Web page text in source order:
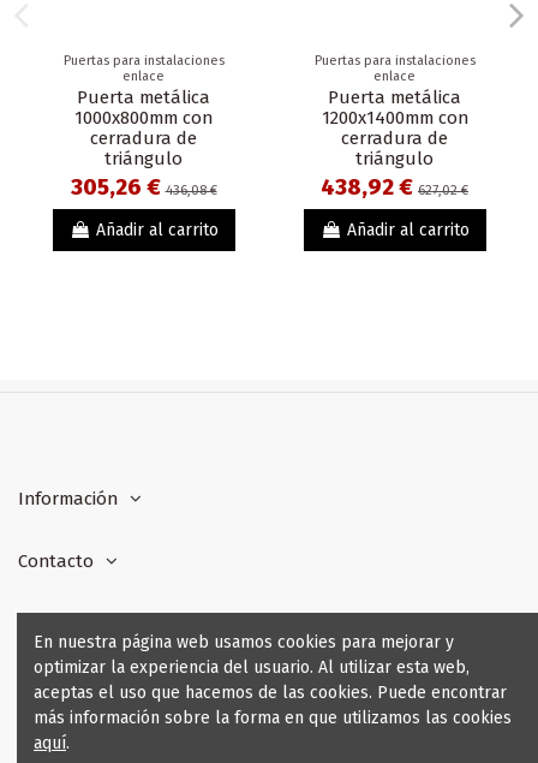
Puertas para instalaciones
enlace
Puerta metálica
1000x800mm con
cerradura de
triángulo
305,26 €436,08 €
Añadir al carrito
Puertas para instalaciones
enlace
Puerta metálica
1200x1400mm con
cerradura de
triángulo
438,92 € 627,02 €
Añadir al carrito
Información
Contacto
Seguridad y Garantía
Fabricación a medida
En nuestra página web usamos cookies para mejorar y
optimizar la experiencia del usuario. Al utilizar esta web,
aceptas el uso que hacemos de las cookies. Puede encontrar
más información sobre la forma en que utilizamos las cookies
aquí.